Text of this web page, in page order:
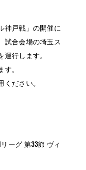
神戸戦」の開催に
試合会場の埼玉ス
行します。
。
ださい。
ーグ 第33節 ヴィ